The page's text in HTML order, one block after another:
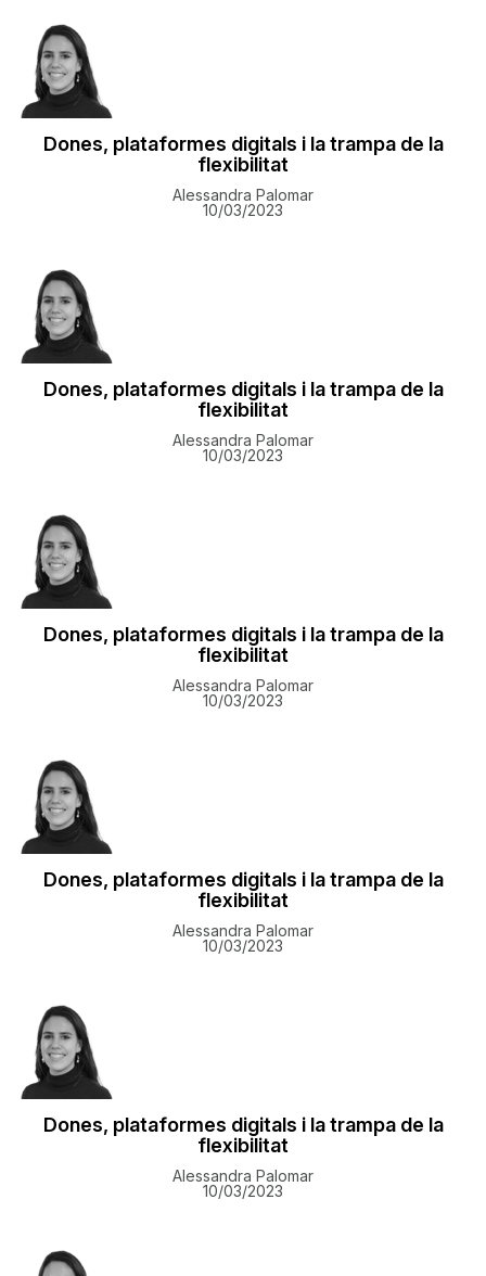
Dones, plataformes digitals i la trampa de la
flexibilitat
Alessandra Palomar
10/03/2023
Dones, plataformes digitals i la trampa de la
flexibilitat
Alessandra Palomar
10/03/2023
Dones, plataformes digitals i la trampa de la
flexibilitat
Alessandra Palomar
10/03/2023
Dones, plataformes digitals i la trampa de la
flexibilitat
Alessandra Palomar
10/03/2023
Dones, plataformes digitals i la trampa de la
flexibilitat
Alessandra Palomar
10/03/2023